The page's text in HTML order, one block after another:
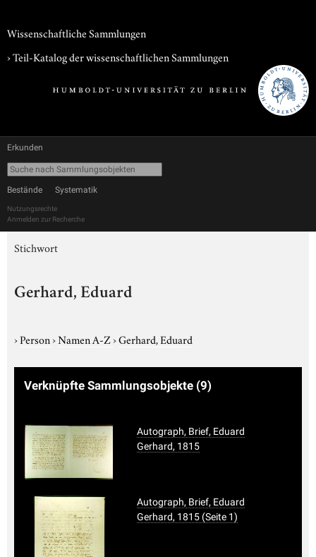
Wissenschaftliche Sammlungen
› Teil-Katalog der wissenschaftlichen Sammlungen
Erkunden
Bestände Systematik
Nutzungsrechte
Anmelden zur Recherche
Stichwort
Gerhard, Eduard
›Person›Namen A-Z›Gerhard, Eduard
Verknüpfte Sammlungsobjekte (9)
Autograph, Brief, Eduard
Gerhard, 1815
Autograph, Brief, Eduard
Gerhard, 1815 (Seite 1)